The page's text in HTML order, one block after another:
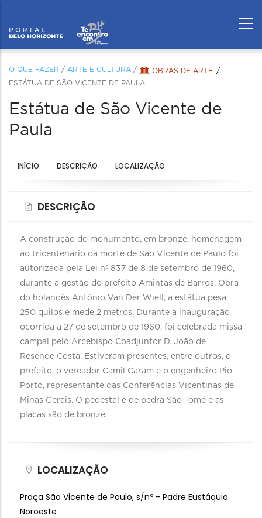
O QUE FAZER / ARTE E CULTURA /
OBRAS DE ARTE
ESTÁTUA DE SÃO VICENTE DE PAULA
Estátua de São Vicente de
Paula
INÍCIO DESCRIÇÃO LOCALIZAÇÃO
DESCRIÇÃO
A construção do monumento, em bronze, homenagem
ao tricentenário da morte de São Vicente de Paulo foi
autorizada pela Lei nº 837 de 8 de setembro de 1960,
durante a gestão do prefeito Amintas de Barros. Obra
do holandês Antônio Van Der Wiell, a estátua pesa
250 quilos e mede 2 metros. Durante a inauguração
ocorrida a 27 de setembro de 1960, foi celebrada missa
campal pelo Arcebispo Coadjuntor D. João de
Resende Costa. Estiveram presentes, entre outros, o
prefeito, o vereador Camil Caram e o engenheiro Pio
Porto, representante das Conferências Vicentinas de
Minas Gerais. O pedestal é de pedra São Tomé e as
placas são de bronze.
LOCALIZAÇÃO
Praça São Vicente de Paulo, s/nº - Padre Eustáquio
Noroeste